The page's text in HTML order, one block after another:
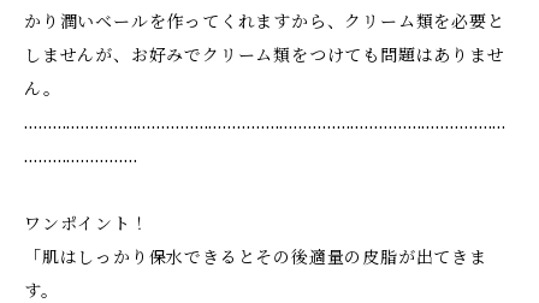
かり潤いベールを作ってくれますから、クリーム類を必要と
しませんが、お好みでクリーム類をつけても問題はありませ
ん。
…………………………………………………………………………………………
……………………
ワンポイント！
「肌はしっかり保水できるとその後適量の皮脂が出てきま
す。